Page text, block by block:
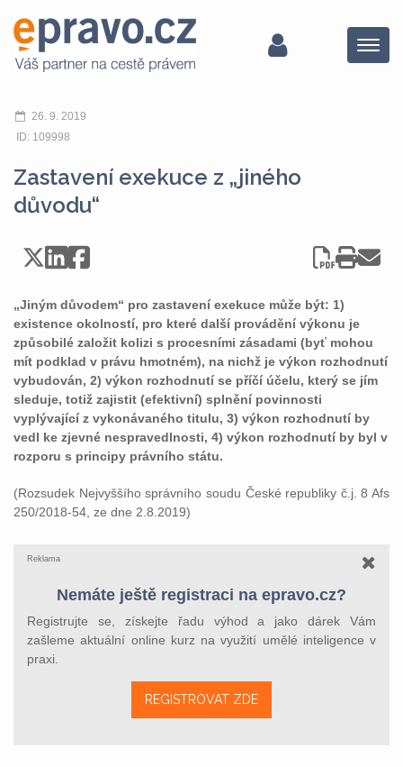
Menu
26. 9. 2019
ID: 109998
Zastavení exekuce z „jiného
důvodu“
„Jiným důvodem“ pro zastavení exekuce může být: 1)
existence okolností, pro které další provádění výkonu je
způsobilé založit kolizi s procesními zásadami (byť mohou
mít podklad v právu hmotném), na nichž je výkon rozhodnutí
vybudován, 2) výkon rozhodnutí se příčí účelu, který se jím
sleduje, totiž zajistit (efektivní) splnění povinnosti
vyplývající z vykonávaného titulu, 3) výkon rozhodnutí by
vedl ke zjevné nespravedlnosti, 4) výkon rozhodnutí by byl v
rozporu s principy právního státu.
(Rozsudek Nejvyššího správního soudu České republiky č.j. 8 Afs
250/2018-54, ze dne 2.8.2019)
Reklama
Nemáte ještě registraci na epravo.cz?
Registrujte se, získejte řadu výhod a jako dárek Vám
zašleme aktuální online kurz na využití umělé inteligence v
praxi.
REGISTROVAT ZDE